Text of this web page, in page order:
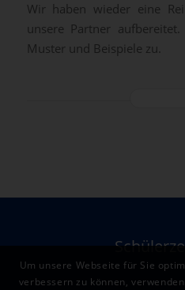
Wir haben wieder eine
unsere Partner
Muster und Beispiele zu.
Um unsere Webseite für Sie
verbessern zu können,